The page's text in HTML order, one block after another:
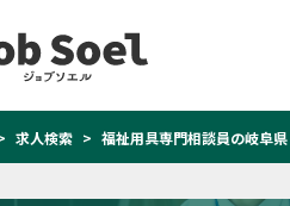
求人検索 福祉用具専門相談員の岐阜